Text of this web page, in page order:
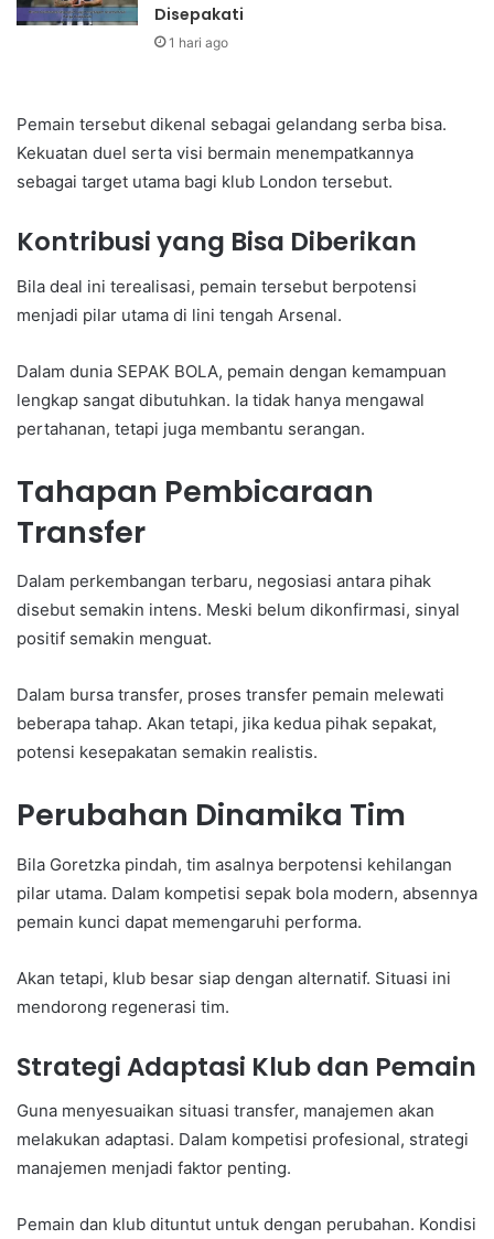
Disepakati
1 hari ago
Pemain tersebut dikenal sebagai gelandang serba bisa.
Kekuatan duel serta visi bermain menempatkannya
sebagai target utama bagi klub London tersebut.
Kontribusi yang Bisa Diberikan
Bila deal ini terealisasi, pemain tersebut berpotensi
menjadi pilar utama di lini tengah Arsenal.
Dalam dunia SEPAK BOLA, pemain dengan kemampuan
lengkap sangat dibutuhkan. Ia tidak hanya mengawal
pertahanan, tetapi juga membantu serangan.
Tahapan Pembicaraan
Transfer
Dalam perkembangan terbaru, negosiasi antara pihak
disebut semakin intens. Meski belum dikonfirmasi, sinyal
positif semakin menguat.
Dalam bursa transfer, proses transfer pemain melewati
beberapa tahap. Akan tetapi, jika kedua pihak sepakat,
potensi kesepakatan semakin realistis.
Perubahan Dinamika Tim
Bila Goretzka pindah, tim asalnya berpotensi kehilangan
pilar utama. Dalam kompetisi sepak bola modern, absennya
pemain kunci dapat memengaruhi performa.
Akan tetapi, klub besar siap dengan alternatif. Situasi ini
mendorong regenerasi tim.
Strategi Adaptasi Klub dan Pemain
Guna menyesuaikan situasi transfer, manajemen akan
melakukan adaptasi. Dalam kompetisi profesional, strategi
manajemen menjadi faktor penting.
Pemain dan klub dituntut untuk dengan perubahan. Kondisi